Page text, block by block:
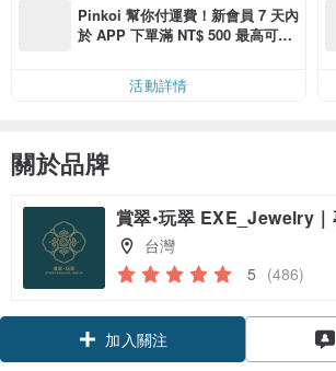
Pinkoi 幫你付運費！新會員 7 天內
於 APP 下單滿 NT$ 500 最高可折
活動詳情
關於品牌
賞翠•玩翠 EXE_Jewelry
台灣
5 (486)
加入關注